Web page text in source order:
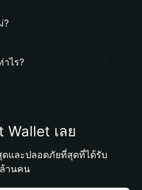
?
ไร?
เลย
และปลอดภัยที่สุดที่ได้รับ
านคน